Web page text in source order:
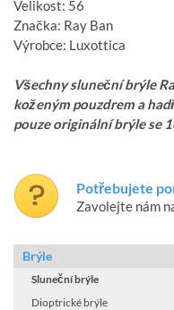
Velikost: 56
Značka: Ray Ban
Výrobce: Luxottica
Všechny sluneční brýle
koženým pouzdrem a
pouze originální brýle se
Potřebujete
Zavolejte nám
Brýle
Sluneční brýle
Dioptrické brýle